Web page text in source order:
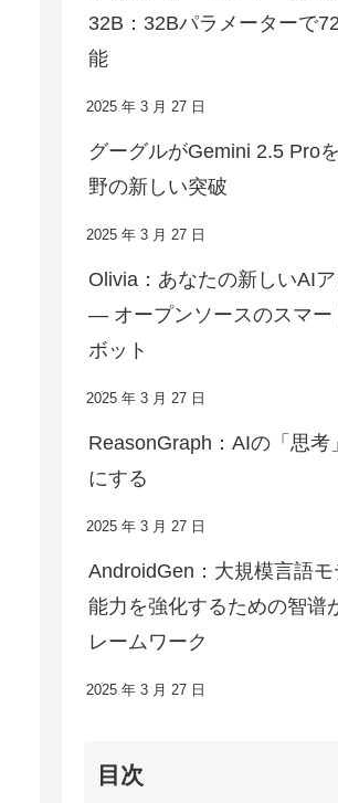
32B：32Bパラメーターで
能
2025 年 3 月 27 日
グーグルがGemini 2.5 Pro
野の新しい突破
2025 年 3 月 27 日
Olivia：あなたの新しいAI
— オープンソースのスマー
ボット
2025 年 3 月 27 日
ReasonGraph：AIの「思考
にする
2025 年 3 月 27 日
AndroidGen：大規模言語
能力を強化するための智谱
レームワーク
2025 年 3 月 27 日
目次